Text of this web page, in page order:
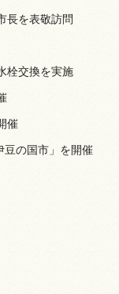
長を表敬訪問
栓交換を実施
催
豆の国市」を開催